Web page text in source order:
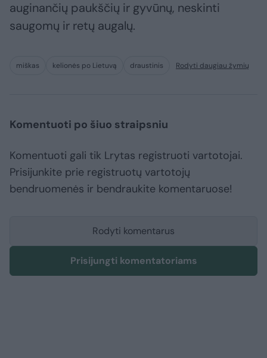
auginančių paukščių ir gyvūnų, neskinti
saugomų ir retų augalų.
miškas kelionės po Lietuvą draustinis Rodyti daugiau žymių
Komentuoti po šiuo straipsniu
Komentuoti gali tik Lrytas registruoti vartotojai.
Prisijunkite prie registruotų vartotojų
bendruomenės ir bendraukite komentaruose!
Rodyti komentarus
Prisijungti komentatoriams